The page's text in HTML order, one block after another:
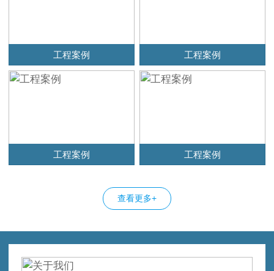
工程案例 工程案例
工程案例 工程案例
查看更多+